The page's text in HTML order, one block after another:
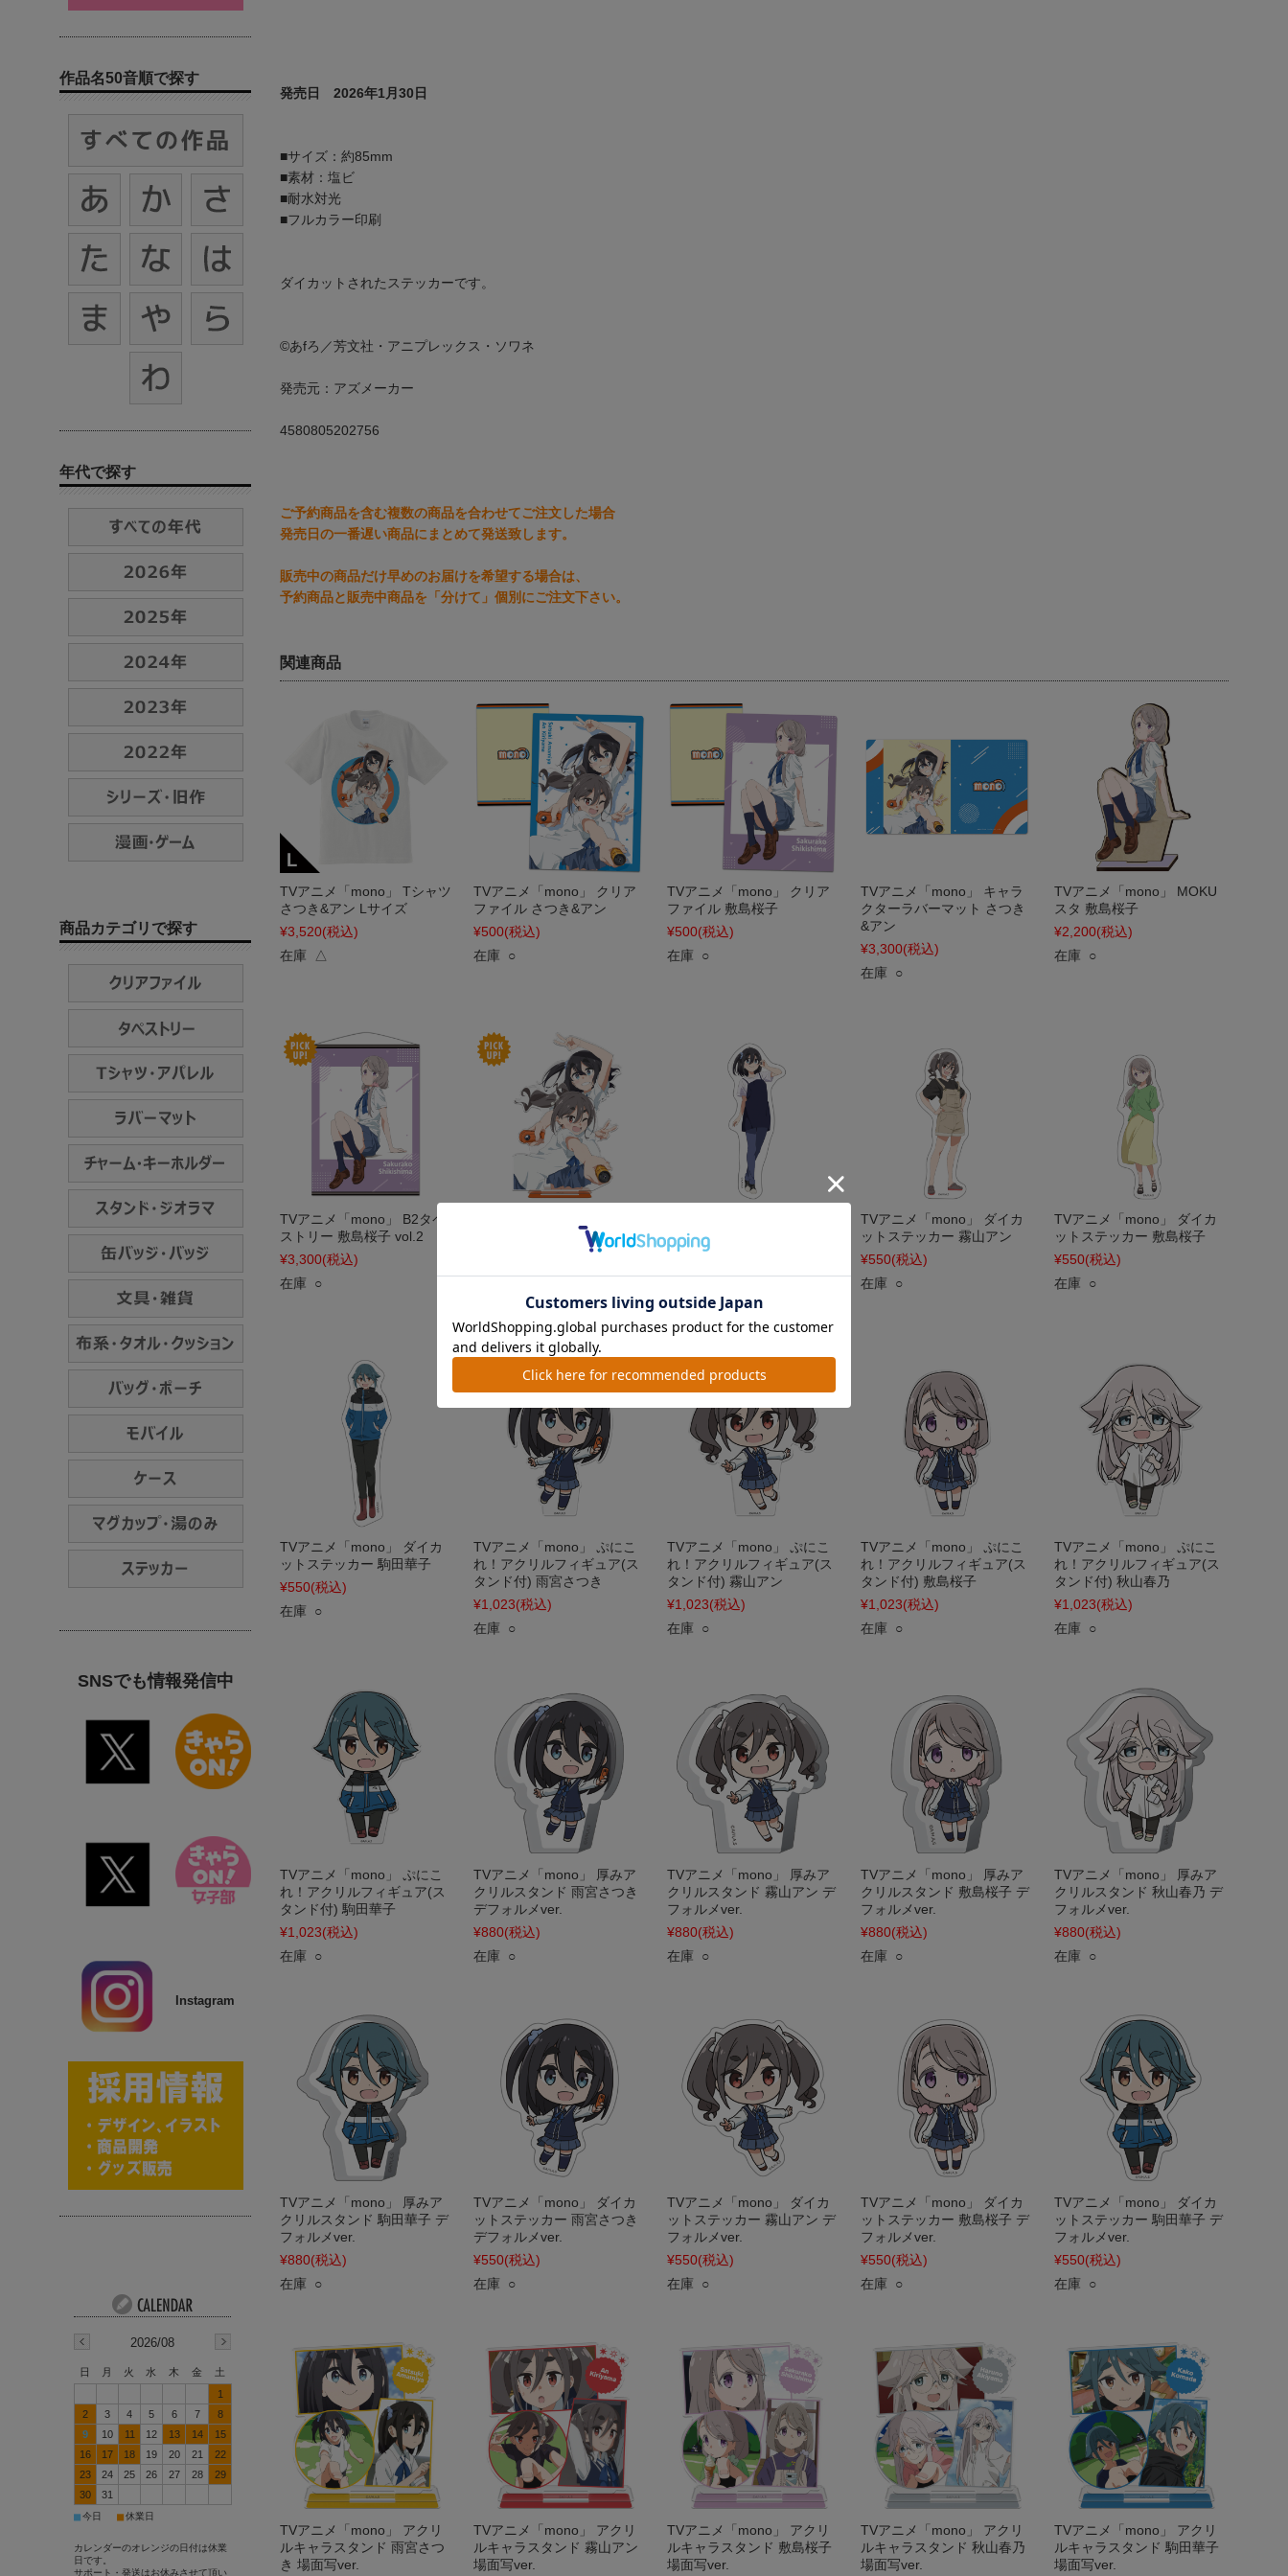
発売日 2026年1月30日
■サイズ：約85mm
■素材：塩ビ
■耐水対光
■フルカラー印刷
ダイカットされたステッカーです。
©あfろ／芳文社・アニプレックス・ソワネ
発売元：アズメーカー
4580805202756
ご予約商品を含む複数の商品を合わせてご注文した場合
発売日の一番遅い商品にまとめて発送致します。
販売中の商品だけ早めのお届けを希望する場合は、
予約商品と販売中商品を「分けて」個別にご注文下さい。
関連商品
TVアニメ「mono」 Tシャツ
さつき&アン Lサイズ
¥3,520(税込)
在庫 △
TVアニメ「mono」 クリア
ファイル さつき&アン
¥500(税込)
在庫 ○
TVアニメ「mono」 クリア
ファイル 敷島桜子
¥500(税込)
在庫 ○
TVアニメ「mono」 キャラ
クターラバーマット さつき
&アン
¥3,300(税込)
在庫 ○
TVアニメ「mono」 MOKU
スタ 敷島桜子
¥2,200(税込)
在庫 ○
TVアニメ「mono」 B2タペ
ストリー 敷島桜子 vol.2
¥3,300(税込)
在庫 ○
ルキャラスタンド さつき&
¥1,870(税込)
ットステッカー 雨宮さつき
TVアニメ「mono」 ダイカ
ットステッカー 霧山アン
¥550(税込)
在庫 ○
TVアニメ「mono」 ダイカ
ットステッカー 敷島桜子
¥550(税込)
在庫 ○
TVアニメ「mono」 ダイカ
ットステッカー 駒田華子
¥550(税込)
在庫 ○
TVアニメ「mono」 ぷにこ
れ！アクリルフィギュア(ス
タンド付) 雨宮さつき
¥1,023(税込)
在庫 ○
TVアニメ「mono」 ぷにこ
れ！アクリルフィギュア(ス
タンド付) 霧山アン
¥1,023(税込)
在庫 ○
TVアニメ「mono」 ぷにこ
れ！アクリルフィギュア(ス
タンド付) 敷島桜子
¥1,023(税込)
在庫 ○
TVアニメ「mono」 ぷにこ
れ！アクリルフィギュア(ス
タンド付) 秋山春乃
¥1,023(税込)
在庫 ○
TVアニメ「mono」 ぷにこ
れ！アクリルフィギュア(ス
タンド付) 駒田華子
¥1,023(税込)
在庫 ○
TVアニメ「mono」 厚みア
クリルスタンド 雨宮さつき
デフォルメver.
¥880(税込)
在庫 ○
TVアニメ「mono」 厚みア
クリルスタンド 霧山アン デ
フォルメver.
¥880(税込)
在庫 ○
TVアニメ「mono」 厚みア
クリルスタンド 敷島桜子 デ
フォルメver.
¥880(税込)
在庫 ○
TVアニメ「mono」 厚みア
クリルスタンド 秋山春乃 デ
フォルメver.
¥880(税込)
在庫 ○
TVアニメ「mono」 厚みア
クリルスタンド 駒田華子 デ
フォルメver.
¥880(税込)
在庫 ○
TVアニメ「mono」 ダイカ
ットステッカー 雨宮さつき
デフォルメver.
¥550(税込)
在庫 ○
TVアニメ「mono」 ダイカ
ットステッカー 霧山アン デ
フォルメver.
¥550(税込)
在庫 ○
TVアニメ「mono」 ダイカ
ットステッカー 敷島桜子 デ
フォルメver.
¥550(税込)
在庫 ○
TVアニメ「mono」 ダイカ
ットステッカー 駒田華子 デ
フォルメver.
¥550(税込)
在庫 ○
TVアニメ「mono」 アクリ
ルキャラスタンド 雨宮さつ
き 場面写ver.
TVアニメ「mono」 アクリ
ルキャラスタンド 霧山アン
場面写ver.
TVアニメ「mono」 アクリ
ルキャラスタンド 敷島桜子
場面写ver.
TVアニメ「mono」 アクリ
ルキャラスタンド 秋山春乃
場面写ver.
TVアニメ「mono」 アクリ
ルキャラスタンド 駒田華子
場面写ver.
作品名50音順で探す
年代で探す
商品カテゴリで探す
SNSでも情報発信中
Instagram
2026/08
日 月 火 水 木 金
土
1
2
3 4 5 6 7
8
9
10 11 12 13 14
15
16
17 18 19 20 21
22
23
24 25 26 27 28
29
30
31
■今日 ■休業日
カレンダーのオレンジの日付は休業
日です。
サポート・発送はお休みさせて頂い